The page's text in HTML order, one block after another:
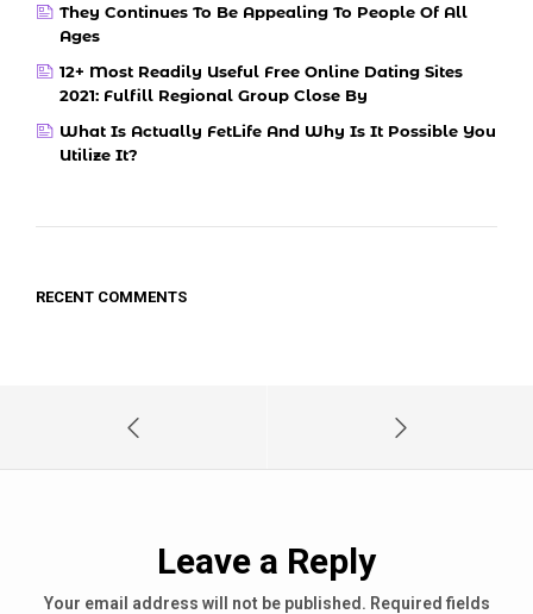
They Continues To Be Appealing To People Of All
Ages
12+ Most Readily Useful Free Online Dating Sites
2021: Fulfill Regional Group Close By
What Is Actually FetLife And Why Is It Possible You
Utilize It?
RECENT COMMENTS
Leave a Reply
Your email address will not be published. Required fields